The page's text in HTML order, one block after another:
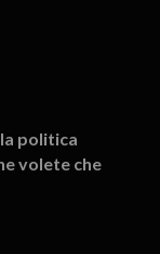
politica
volete che